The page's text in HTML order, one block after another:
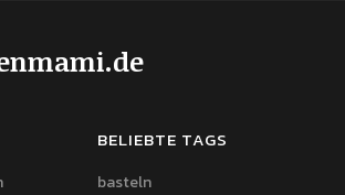
BELIEBTE TAGS
basteln